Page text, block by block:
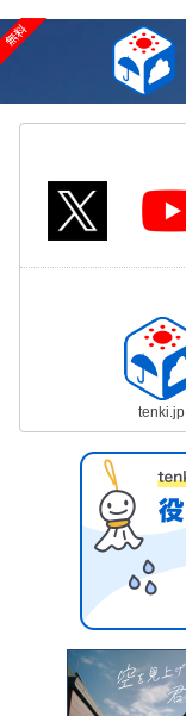
tenki.jp